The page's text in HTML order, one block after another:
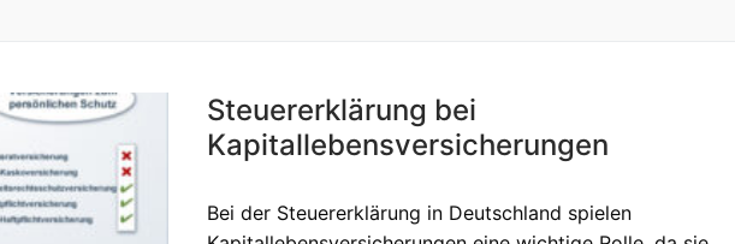
Steuererklärung bei
Kapitallebensversicherungen
Bei der Steuererklärung in Deutschland spielen